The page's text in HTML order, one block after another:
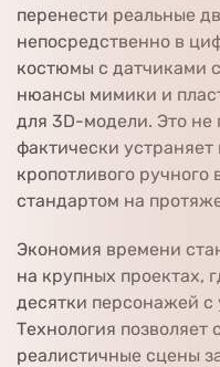
перенести реальные
непосредственно в
костюмы с датчиками
нюансы мимики и
для 3D-модели. Это не
фактически устраняет
кропотливого
стандартом на
Экономия времени
на крупных проектах,
десятки персонажей с
Технология позволяет
реалистичные сцены